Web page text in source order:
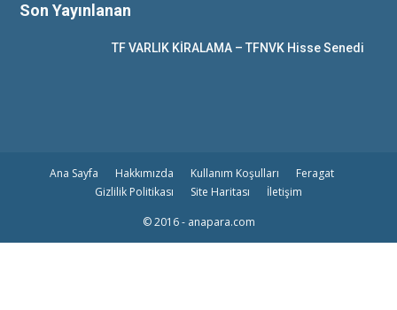
Son Yayınlanan
TF VARLIK KİRALAMA – TFNVK Hisse Senedi
Ana Sayfa Hakkımızda Kullanım Koşulları
Feragat
Gizlilik Politikası
Site Haritası
İletişim
© 2016 - anapara.com